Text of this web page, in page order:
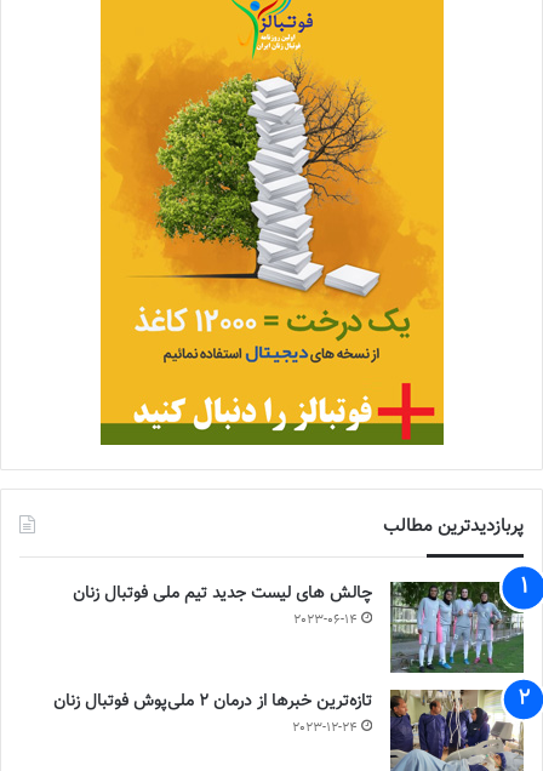
پربازدیدترین مطالب
چالش هاى ليست جدید تيم ملى فوتبال زنان
2023-06-14
تازه‌ترین خبرها از درمان ۲ ملی‌پوش فوتبال زنان
2023-12-24